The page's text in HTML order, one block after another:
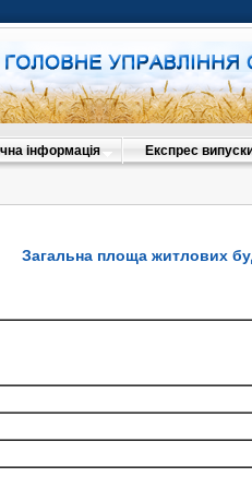
інформація Експрес
Загальна площа житлових